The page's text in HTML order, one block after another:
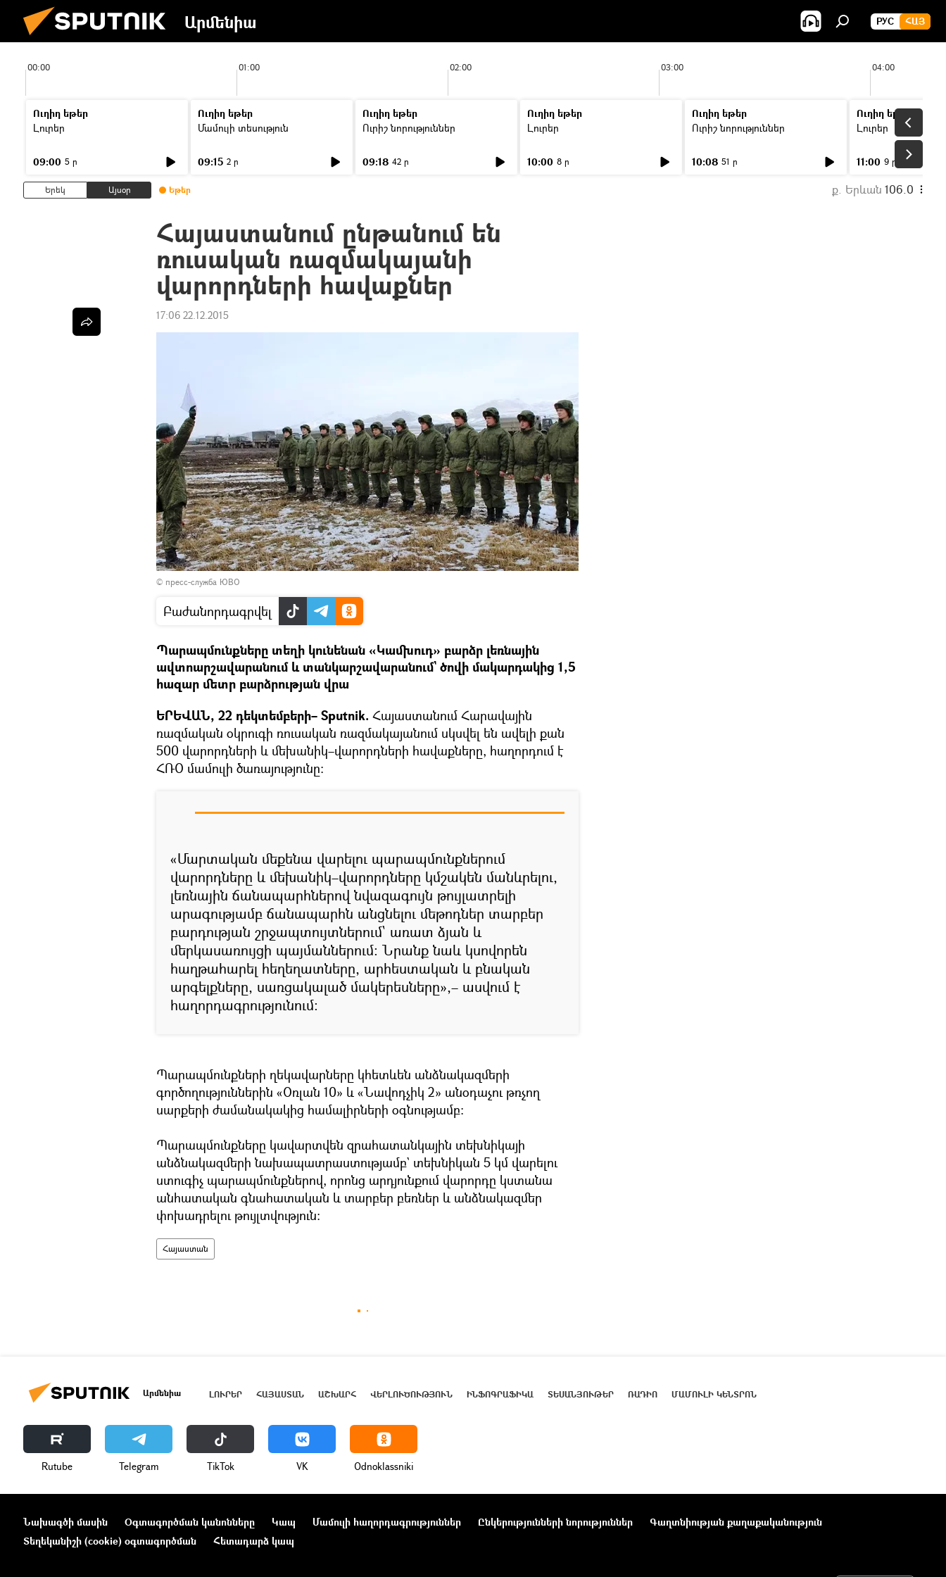
Արմենիա РУС ՀԱՅ
00:00 01:00 02:00 03:00 04:00
Ուղիղ եթեր
Լուրեր
09:00 5 ր
Ուղիղ եթեր
Մամուլի տեսություն
09:15 2 ր
Ուղիղ եթեր
Ուրիշ նորություններ
09:18 42 ր
Ուղիղ եթեր
Լուրեր
10:00 8 ր
Ուղիղ եթեր
Ուրիշ նորություններ
10:08 51 ր
Ուղիղ եթեր
Լուրեր
11:00 9 ր
Երեկ Այսօր Եթեր ք. Երևան 106.0
Հայաստանում ընթանում են
ռուսական ռազմակայանի
վարորդների հավաքներ
17:06 22.12.2015
© пресс-служба ЮВО
Բաժանորդագրվել
Պարապմունքները տեղի կունենան «Կամխուդ» բարձր լեռնային
ավտոարշավարանում և տանկարշավարանում` ծովի մակարդակից 1,5
հազար մետր բարձրության վրա
ԵՐԵՎԱՆ, 22 դեկտեմբերի– Sputnik. Հայաստանում Հարավային
ռազմական օկրուգի ռուսական ռազմակայանում սկսվել են ավելի քան
500 վարորդների և մեխանիկ–վարորդների հավաքները, հաղորդում է
ՀՌՕ մամուլի ծառայությունը։
«Մարտական մեքենա վարելու պարապմունքներում
վարորդները և մեխանիկ–վարորդները կմշակեն մանևրելու,
լեռնային ճանապարհներով նվազագույն թույլատրելի
արագությամբ ճանապարհն անցնելու մեթոդներ տարբեր
բարդության շրջապտույտներում` առատ ձյան և
մերկասառույցի պայմաններում։ Նրանք նաև կսովորեն
հաղթահարել հեղեղատները, արհեստական և բնական
արգելքները, սառցակալած մակերեսները»,– ասվում է
հաղորդագրությունում։
Պարապմունքների ղեկավարները կհետևեն անձնակազմերի
գործողություններին «Օռլան 10» և «Նավոդչիկ 2» անօդաչու թռչող
սարքերի ժամանակակից համալիրների օգնությամբ։
Պարապմունքները կավարտվեն զրահատանկային տեխնիկայի
անձնակազմերի նախապատրաստությամբ` տեխնիկան 5 կմ վարելու
ստուգիչ պարապմունքներով, որոնց արդյունքում վարորդը կստանա
անհատական գնահատական և տարբեր բեռներ և անձնակազմեր
փոխադրելու թույլտվություն։
Հայաստան
Արմենիա ԼՈՒՐԵՐ ՀԱՅԱՍՏԱՆ ԱՇԽԱՐՀ ՎԵՐԼՈՒԾՈՒԹՅՈՒՆ ԻՆՖՈԳՐԱՖԻԿԱ ՏԵՍԱՆՅՈՒԹԵՐ ՌԱԴԻՈ ՄԱՄՈՒԼԻ ԿԵՆՏՐՈՆ
Rutube Telegram ТikТоk VK Odnoklassniki
Նախագծի մասին Օգտագործման կանոնները Կապ Մամուլի հաղորդագրություններ Ընկերությունների նորություններ
Գաղտնիության քաղաքականություն
Տեղեկանիշի (cookie) օգտագործման
Հետադարձ կապ